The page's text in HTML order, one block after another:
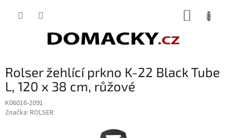
Rolser žehlící prkno K-22 Black Tube
L, 120 x 38 cm, růžové
K06016-2091
Značka: ROLSER